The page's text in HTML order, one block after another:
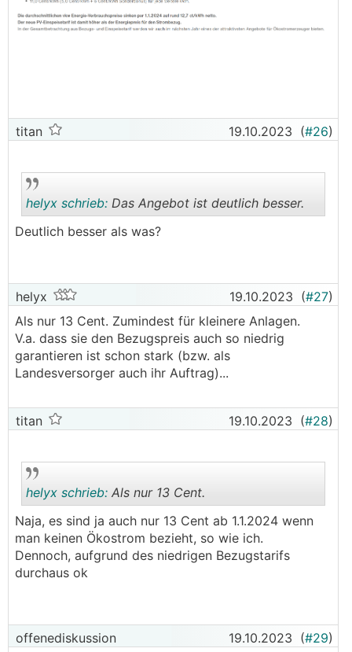
titan 19.10.2023 (#26)
helyx schrieb: Das Angebot ist deutlich besser.
Deutlich besser als was?
helyx 19.10.2023 (#27)
Als nur 13 Cent. Zumindest für kleinere Anlagen.
V.a. dass sie den Bezugspreis auch so niedrig
garantieren ist schon stark (bzw. als
Landesversorger auch ihr Auftrag)...
titan 19.10.2023 (#28)
..
helyx schrieb: Als nur 13 Cent.
Naja, es sind ja auch nur 13 Cent ab 1.1.2024 wenn
man keinen Ökostrom bezieht, so wie ich.
Dennoch, aufgrund des niedrigen Bezugstarifs
durchaus ok
offenediskussion 19.10.2023 (#29)